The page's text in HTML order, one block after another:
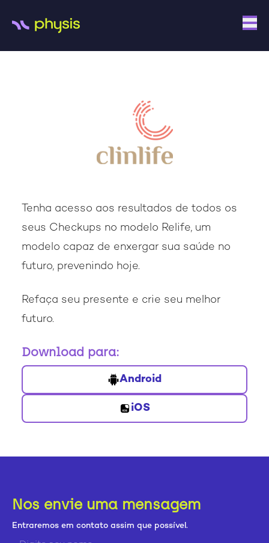
Tenha acesso aos resultados de todos os
seus Checkups no modelo Relife, um
modelo capaz de enxergar sua saúde no
futuro, prevenindo hoje.
Refaça seu presente e crie seu melhor
futuro.
Download para:
Android
iOS
Nos envie uma mensagem
Entraremos em contato assim que possível.